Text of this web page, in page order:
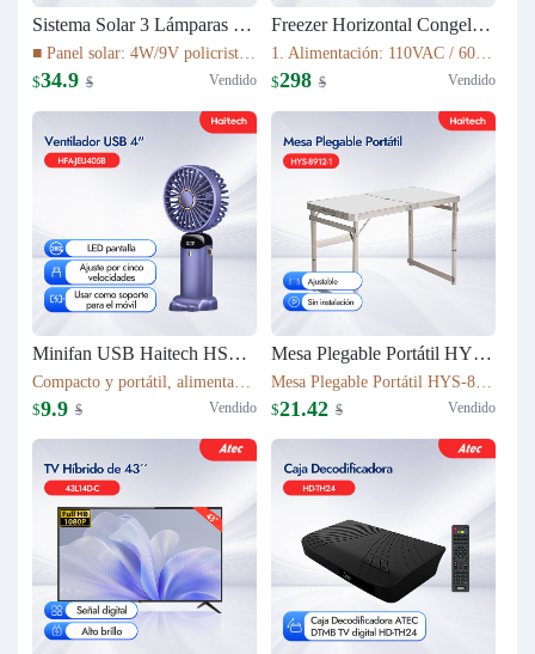
Sistema Solar 3 Lámparas LED PS-K037T3
■ Panel solar: 4W/9V policristalino con cable de 5 m ■ Batería: 16Wh LiFePO4 (3.2V/6000mAh) ■ Fuente de luz: 3 bombillas LED de 1W ■ Cable de luz: cable de 5 m con interruptor de encendido/apagado ■ Tiempo de carga: 5–6 h bajo luz solar suficiente
$34.9 $ Vendido
Freezer Horizontal Congelador Nevera 7.6cu.ft (215L) BD-215C
1. Alimentación: 110VAC / 60Hz 2. Refrigerante: R600a 3. Color: Blanco Nieve 4. Condensador: Externo 5. Dimensiones: 895x590x850mm 6. Incluye Cesta Esmaltada
$298 $ Vendido
Minifan USB Haitech HSF-N15
Compacto y portátil, alimentación por USB. Rotación de 360° para ajustar la dirección del viento. Pantalla LED que muestra la velocidad. 5 niveles de velocidad ajustables. También funciona como soporte para móvil. 5 colores disponibles según inventario.
$9.9 $ Vendido
Mesa Plegable Portátil HYS-8912-1
Mesa Plegable Portátil HYS-8912-1 80*40*75cm & 4900g Ajustable Sin instalación
$21.42 $ Vendido